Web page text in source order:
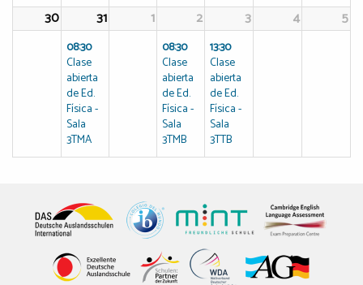
30 31 1 2 3 4 5
08:30
Clase
abierta
de Ed.
Física -
Sala
3TMA
08:30
Clase
abierta
de Ed.
Física -
Sala
3TMB
13:30
Clase
abierta
de Ed.
Física -
Sala
3TTB